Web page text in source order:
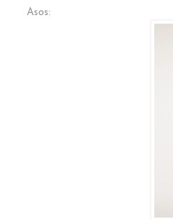
Asos: